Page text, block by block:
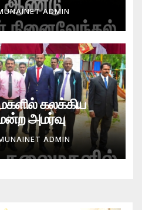
ADMIN
கலக்கிய
அமர்வு
ADMIN